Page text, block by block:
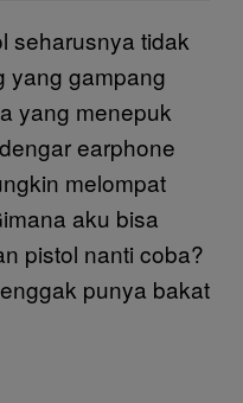
seharusnya tidak
yang gampang
yang menepuk
earphone
melompat
aku bisa
pistol nanti coba?
punya bakat